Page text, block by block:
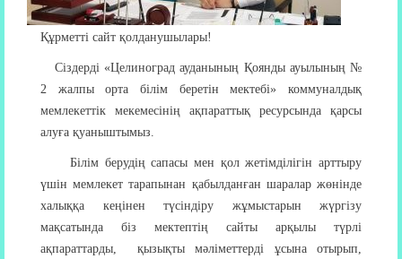
Құрметті сайт қолданушылары!
Сіздерді «Целиноград ауданының Қоянды ауылының №
2 жалпы орта білім беретін мектебі» коммуналдық
мемлекеттік мекемесінің ақпараттық ресурсында қарсы
алуға қуаныштымыз.
Білім берудің сапасы мен қол жетімділігін арттыру
үшін мемлекет тарапынан қабылданған шаралар жөнінде
халыққа кеңінен түсіндіру жұмыстарын жүргізу
мақсатында біз мектептің сайты арқылы түрлі
ақпараттарды, қызықты мәліметтерді ұсына отырып,